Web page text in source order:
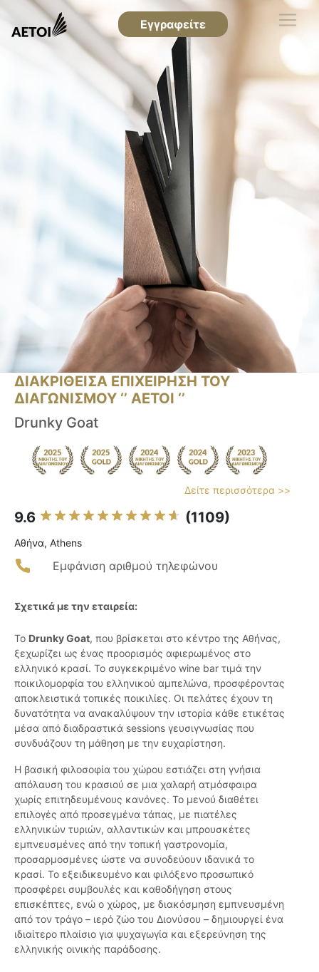
Εγγραφείτε
ΔΙΑΚΡΙΘΕΙΣΑ ΕΠΙΧΕΙΡΗΣΗ ΤΟΥ
ΔΙΑΓΩΝΙΣΜΟΥ ‘’ ΑΕΤΟΙ ‘’
Drunky Goat
Δείτε περισσότερα >>
9.6 (1109)
Αθήνα, Athens
Εμφάνιση αριθμού τηλεφώνου
Σχετικά με την εταιρεία:
Το Drunky Goat, που βρίσκεται στο κέντρο της Αθήνας,
ξεχωρίζει ως ένας προορισμός αφιερωμένος στο
ελληνικό κρασί. Το συγκεκριμένο wine bar τιμά την
ποικιλομορφία του ελληνικού αμπελώνα, προσφέροντας
αποκλειστικά τοπικές ποικιλίες. Οι πελάτες έχουν τη
δυνατότητα να ανακαλύψουν την ιστορία κάθε ετικέτας
μέσα από διαδραστικά sessions γευσιγνωσίας που
συνδυάζουν τη μάθηση με την ευχαρίστηση.
Η βασική φιλοσοφία του χώρου εστιάζει στη γνήσια
απόλαυση του κρασιού σε μια χαλαρή ατμόσφαιρα
χωρίς επιτηδευμένους κανόνες. Το μενού διαθέτει
επιλογές από προσεγμένα τάπας, με πιατέλες
ελληνικών τυριών, αλλαντικών και μπρουσκέτες
εμπνευσμένες από την τοπική γαστρονομία,
προσαρμοσμένες ώστε να συνοδεύουν ιδανικά το
κρασί. Το εξειδικευμένο και φιλόξενο προσωπικό
προσφέρει συμβουλές και καθοδήγηση στους
επισκέπτες, ενώ ο χώρος, με διακόσμηση εμπνευσμένη
από τον τράγο – ιερό ζώο του Διονύσου – δημιουργεί ένα
ιδιαίτερο πλαίσιο για ψυχαγωγία και εξερεύνηση της
ελληνικής οινικής παράδοσης.